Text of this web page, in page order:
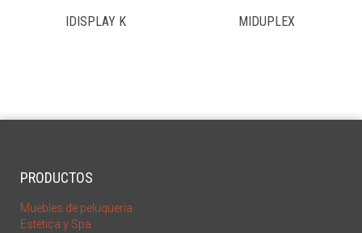
IDISPLAY K MIDUPLEX
PRODUCTOS
Muebles de peluqueria
Estética y Spa